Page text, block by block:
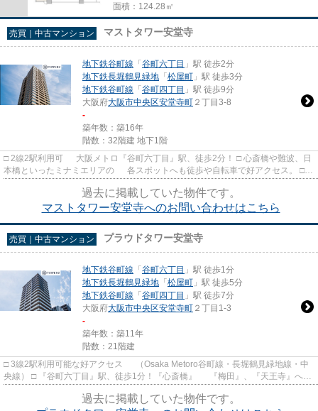
面積：124.28㎡
売買｜中古マンション マストタワー安堂寺
地下鉄谷町線 「 谷町六丁目 」駅 徒歩2分
地下鉄長堀鶴見緑地 「 松屋町 」駅 徒歩3分
地下鉄谷町線 「 谷町四丁目 」駅 徒歩9分
大阪府大阪市中央区安堂寺町 ２丁目3-8
-
築年数：築16年
階数：32階建 地下1階
□ 2線2駅利用可 大阪メトロ『谷町六丁目』駅、徒歩2分！ □ 心斎橋や難波、日
本橋といったミナミエリアの 各スポットへも徒歩や自転車で好アクセス。 □
過去に掲載していた物件です。
マストタワー安堂寺へのお問い合わせはこちら
売買｜中古マンション プラウドタワー安堂寺
地下鉄谷町線 「 谷町六丁目 」駅 徒歩1分
地下鉄長堀鶴見緑地 「 松屋町 」駅 徒歩5分
地下鉄谷町線 「 谷町四丁目 」駅 徒歩7分
大阪府大阪市中央区安堂寺町 ２丁目1-3
-
築年数：築11年
階数：21階建
□ 3線2駅利用可能な好アクセス （Osaka Metoro谷町線・長堀鶴見緑地線・中
央線） □ 『谷町六丁目』駅、徒歩1分！『心斎橋』 『梅田』、『天王寺』へも
過去に掲載していた物件です。